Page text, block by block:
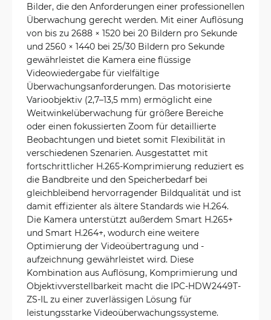
Bilder, die den Anforderungen einer professionellen
Überwachung gerecht werden. Mit einer Auflösung
von bis zu 2688 × 1520 bei 20 Bildern pro Sekunde
und 2560 × 1440 bei 25/30 Bildern pro Sekunde
gewährleistet die Kamera eine flüssige
Videowiedergabe für vielfältige
Überwachungsanforderungen. Das motorisierte
Varioobjektiv (2,7–13,5 mm) ermöglicht eine
Weitwinkelüberwachung für größere Bereiche
oder einen fokussierten Zoom für detaillierte
Beobachtungen und bietet somit Flexibilität in
verschiedenen Szenarien. Ausgestattet mit
fortschrittlicher H.265-Komprimierung reduziert es
die Bandbreite und den Speicherbedarf bei
gleichbleibend hervorragender Bildqualität und ist
damit effizienter als ältere Standards wie H.264.
Die Kamera unterstützt außerdem Smart H.265+
und Smart H.264+, wodurch eine weitere
Optimierung der Videoübertragung und -
aufzeichnung gewährleistet wird. Diese
Kombination aus Auflösung, Komprimierung und
Objektivverstellbarkeit macht die IPC-HDW2449T-
ZS-IL zu einer zuverlässigen Lösung für
leistungsstarke Videoüberwachungssysteme.